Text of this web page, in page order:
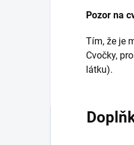
Pozor na
Tím, že je
Cvočky,
látku).